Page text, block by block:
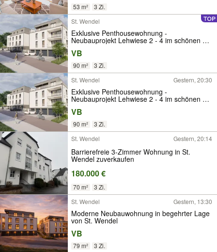
53 m²
3 Zi.
St. Wendel
Exklusive Penthousewohnung -
Neubauprojekt Lehwiese 2 - 4 im schönen St.
VB
90 m²
3 Zi.
St. Wendel
Gestern, 20:30
Exklusive Penthousewohnung -
Neubauprojekt Lehwiese 2 - 4 im schönen St.
VB
90 m²
3 Zi.
St. Wendel
Gestern, 20:14
Barrierefreie 3-Zimmer Wohnung in St.
Wendel zuverkaufen
180.000 €
70 m²
3 Zi.
St. Wendel
Gestern, 13:30
Moderne Neubauwohnung in begehrter Lage
von St. Wendel
VB
79 m²
3 Zi.